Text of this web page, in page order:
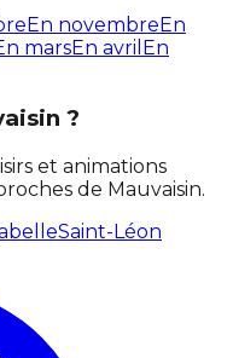
En novembreEn
marsEn avril En
?
et animations
de Mauvaisin.
Saint-Léon